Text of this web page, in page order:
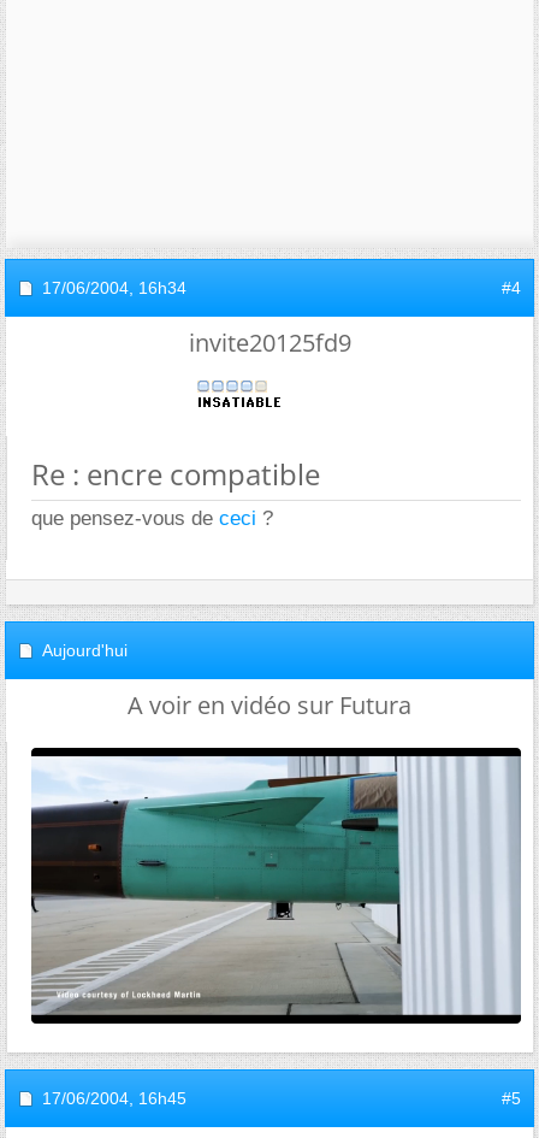
17/06/2004, 16h34 #4
invite20125fd9
Re : encre compatible
que pensez-vous de ceci ?
Aujourd'hui
A voir en vidéo sur Futura
17/06/2004, 16h45 #5